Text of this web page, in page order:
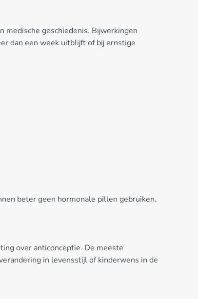
medische geschiedenis. Bijwerkingen
dan een week uitblijft of bij ernstige
beter geen hormonale pillen gebruiken.
over anticonceptie. De meeste
in levensstijl of kinderwens in de